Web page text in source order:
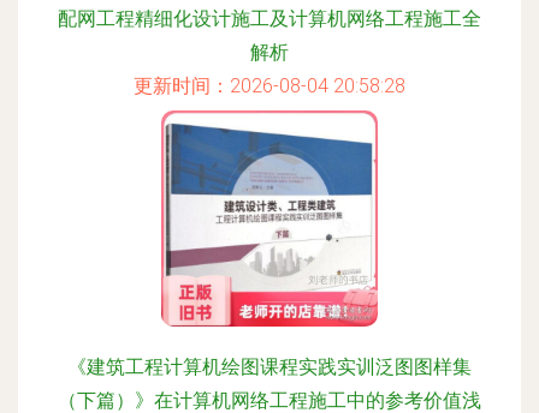
配网工程精细化设计施工及计算机网络工程施工全
解析
更新时间：2026-08-04 20:58:28
《建筑工程计算机绘图课程实践实训泛图图样集
（下篇）》在计算机网络工程施工中的参考价值浅